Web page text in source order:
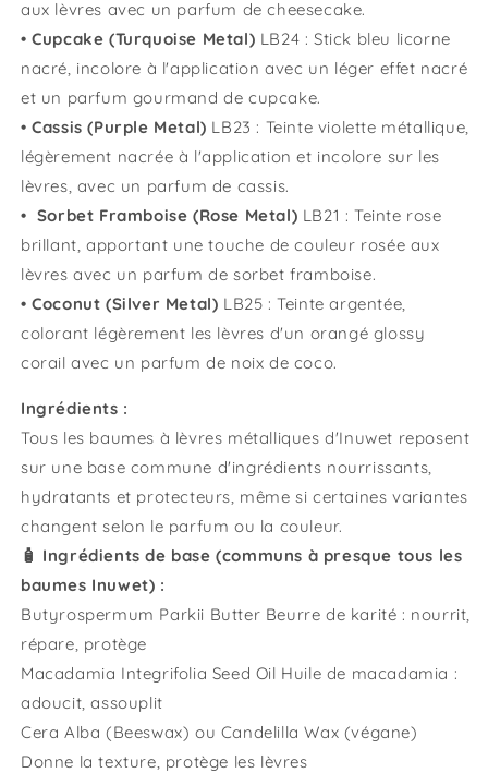
aux lèvres avec un parfum de cheesecake.
• Cupcake (Turquoise Metal) LB24 : Stick bleu licorne
nacré, incolore à l'application avec un léger effet nacré
et un parfum gourmand de cupcake.
• Cassis (Purple Metal) LB23 : Teinte violette métallique,
légèrement nacrée à l'application et incolore sur les
lèvres, avec un parfum de cassis.
• Sorbet Framboise (Rose Metal) LB21 : Teinte rose
brillant, apportant une touche de couleur rosée aux
lèvres avec un parfum de sorbet framboise.
• Coconut (Silver Metal) LB25 : Teinte argentée,
colorant légèrement les lèvres d'un orangé glossy
corail avec un parfum de noix de coco.
Ingrédients :
Tous les baumes à lèvres métalliques d'Inuwet reposent
sur une base commune d'ingrédients nourrissants,
hydratants et protecteurs, même si certaines variantes
changent selon le parfum ou la couleur.
🧴 Ingrédients de base (communs à presque tous les
baumes Inuwet) :
Butyrospermum Parkii Butter Beurre de karité : nourrit,
répare, protège
Macadamia Integrifolia Seed Oil Huile de macadamia :
adoucit, assouplit
Cera Alba (Beeswax) ou Candelilla Wax (végane)
Donne la texture, protège les lèvres